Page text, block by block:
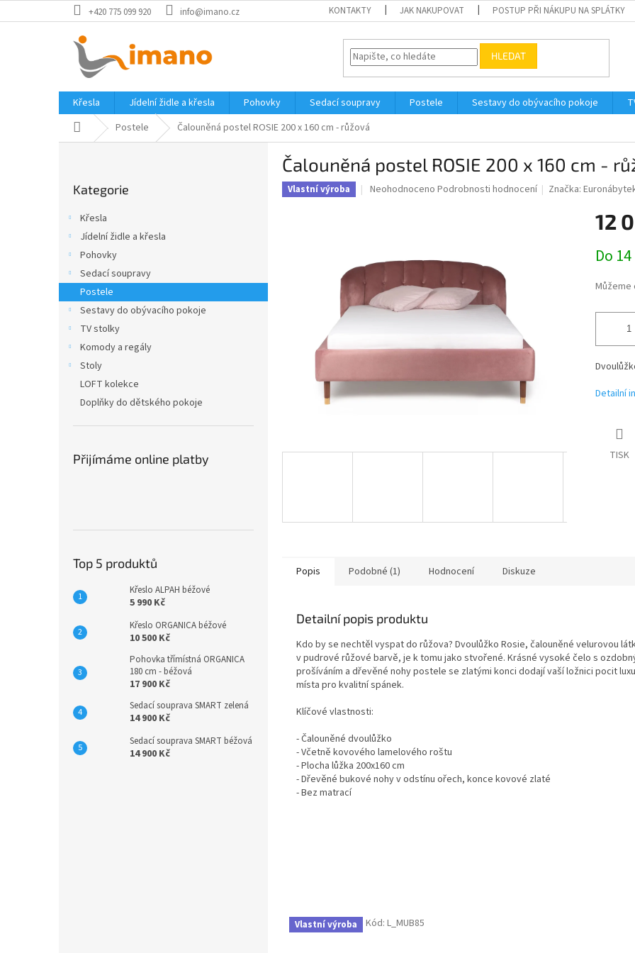
na
+420 775 099 920 info@imano.cz KONTAKTY JAK NAKUPOVAT POSTUP PŘI NÁKUPU NA SPLÁTKY
HLEDAT
Křesla Jídelní židle a křesla Pohovky Sedací soupravy Postele Sestavy do obývacího pokoje
Domů Postele Čalouněná postel ROSIE 200 x 160 cm - růžová
a
kategorie
Kategorie
Křesla
Jídelní židle a křesla
Pohovky
Sedací soupravy
Postele
Sestavy do obývacího pokoje
TV stolky
Komody a regály
Stoly
LOFT kolekce
Doplňky do dětského pokoje
Přijímáme online platby
Top 5 produktů
Křeslo ALPAH béžové
5 990 Kč
Křeslo ORGANICA béžové
10 500 Kč
Pohovka třímístná ORGANICA
180 cm - béžová
17 900 Kč
Sedací souprava SMART zelená
14 900 Kč
Sedací souprava SMART béžová
14 900 Kč
Čalouněná postel ROSIE 200 x 160 cm -
Vlastní výroba
Průměrné
5
hvězdiček.
Neohodnoceno Podrobnosti hodnocení Značka:
12
cena:
Do
Detailní
TISK
Popis Podobné (1) Hodnocení Diskuze
Detailní popis produktu
Kdo by se nechtěl vyspat do růžova? Dvoulůžko Rosie, čalouněné velurovou
v pudrové růžové barvě, je k tomu jako stvořené. Krásné vysoké čelo s
prošíváním a dřevěné nohy postele se zlatými konci dodají vaší ložnici pocit
místa pro kvalitní spánek.
Klíčové vlastnosti:
- Čalouněné dvoulůžko
- Včetně kovového lamelového roštu
- Plocha lůžka 200x160 cm
- Dřevěné bukové nohy v odstínu ořech, konce kovové zlaté
- Bez matrací
Vlastní výroba Kód: L_MUB85